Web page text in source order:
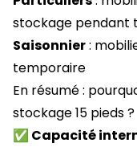
stockage pendant
Saisonnier:
temporaire
En résumé :
stockage 15 pieds ?
✅ Capacité